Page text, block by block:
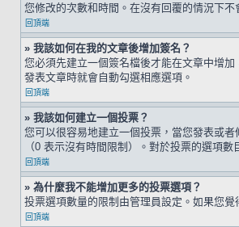
您修改的次數和時間。在沒有回覆的情況下
回頂端
» 我該如何在我的文章後增加簽名？
您必須先建立一個簽名檔後才能在文章中增
發表文章時就會自動勾選相應選項。
回頂端
» 我該如何建立一個投票？
您可以很容易地建立一個投票，當您發表或
（0 表示沒有時間限制）。對於投票的選項
回頂端
» 為什麼我不能增加更多的投票選項？
投票選項數量的限制由管理員設定。如果您
回頂端